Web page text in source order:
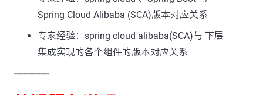
Spring Cloud Alibaba (SCA)版本对应关系
专家经验：spring cloud alibaba(SCA)与 下层
集成实现的各个组件的版本对应关系
---------------